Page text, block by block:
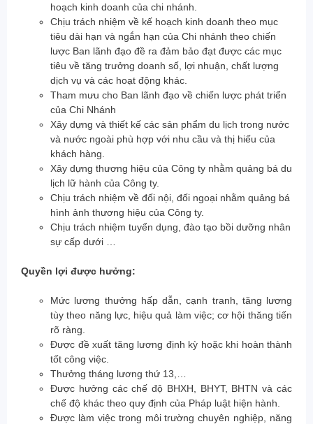
hoạch kinh doanh của chi nhánh.
Chịu trách nhiệm về kế hoạch kinh doanh theo mục
tiêu dài hạn và ngắn hạn của Chi nhánh theo chiến
lược Ban lãnh đạo đề ra đảm bảo đạt được các mục
tiêu về tăng trưởng doanh số, lợi nhuận, chất lượng
dịch vụ và các hoạt động khác.
Tham mưu cho Ban lãnh đạo về chiến lược phát triển
của Chi Nhánh
Xây dựng và thiết kế các sản phẩm du lịch trong nước
và nước ngoài phù hợp với nhu cầu và thị hiếu của
khách hàng.
Xây dựng thương hiệu của Công ty nhằm quảng bá du
lịch lữ hành của Công ty.
Chịu trách nhiệm về đối nội, đối ngoại nhằm quảng bá
hình ảnh thương hiệu của Công ty.
Chịu trách nhiệm tuyển dụng, đào tạo bồi dưỡng nhân
sự cấp dưới …
Quyền lợi được hưởng:
Mức lương thưởng hấp dẫn, cạnh tranh, tăng lương
tùy theo năng lực, hiệu quả làm việc; cơ hội thăng tiến
rõ ràng.
Được đề xuất tăng lương định kỳ hoặc khi hoàn thành
tốt công việc.
Thưởng tháng lương thứ 13,…
Được hưởng các chế độ BHXH, BHYT, BHTN và các
chế độ khác theo quy định của Pháp luật hiện hành.
Được làm việc trong môi trường chuyên nghiệp, năng